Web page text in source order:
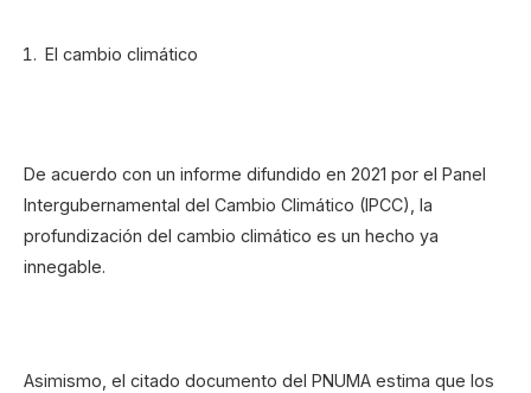
El cambio climático
De acuerdo con un informe difundido en 2021 por el Panel
Intergubernamental del Cambio Climático (IPCC), la
profundización del cambio climático es un hecho ya
innegable.
Asimismo, el citado documento del PNUMA estima que los